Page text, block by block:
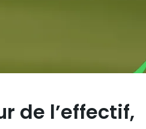
de l’effectif,